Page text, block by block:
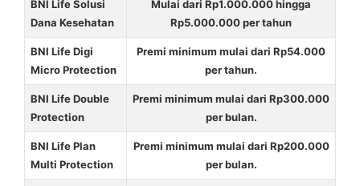
BNI Life Solusi
Dana Kesehatan
Mulai dari Rp1.000.000 hingga
Rp5.000.000 per tahun
BNI Life Digi
Micro Protection
Premi minimum mulai dari Rp54.000
per tahun.
BNI Life Double
Protection
Premi minimum mulai dari Rp300.000
per bulan.
BNI Life Plan
Multi Protection
Premi minimum mulai dari Rp200.000
per bulan.